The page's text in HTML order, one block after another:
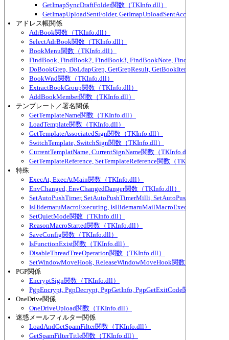
GetImapSyncDraftFolder関数（TKInfo.dll）
GetImapUploadSentFolder, GetImapUploadSentAccount関数（
アドレス帳関係
AdrBook関数（TKInfo.dll）
SelectAdrBook関数（TKInfo.dll）
BookMenu関数（TKInfo.dll）
FindBook, FindBook2, FindBook3, FindBookNote, FindBookNote2
DoBookGrep, DoLdapGrep, GetGrepResult, GetBookItemPart関数（
BookWnd関数（TKInfo.dll）
ExtractBookGroup関数（TKInfo.dll）
AddBookMember関数（TKInfo.dll）
テンプレート／署名関係
GetTemplateName関数（TKInfo.dll）
LoadTemplate関数（TKInfo.dll）
GetTemplateAssociatedSign関数（TKInfo.dll）
SwitchTemplate, SwitchSign関数（TKInfo.dll）
CurrentTemplatName, CurrentSignName関数（TKInfo.dll）
GetTemplateReference, SetTemplateReference関数（TKInfo.dll）
特殊
ExecAt, ExecAtMain関数（TKInfo.dll）
EnvChanged, EnvChangedDanger関数（TKInfo.dll）
SetAutoPushTimer, SetAutoPushTimerMilli, SetAutoPushTimerEver,
IsHidemaruMacroExecuting, IsHidemaruMailMacroExecuting関数（
SetQuietMode関数（TKInfo.dll）
ReasonMacroStarted関数（TKInfo.dll）
SaveConfig関数（TKInfo.dll）
IsFunctionExist関数（TKInfo.dll）
DisableThreadTreeOperation関数（TKInfo.dll）
SetWindowMoveHook, ReleaseWindowMoveHook関数（TKInfo.dll）
PGP関係
EncryptSign関数（TKInfo.dll）
PgpEncrypt, PgpDecrypt, PgpGetInfo, PgpGetExitCode関数（
OneDrive関係
OneDriveUpload関数（TKInfo.dll）
迷惑メールフィルター関係
LoadAndGetSpamFilter関数（TKInfo.dll）
GetSpamFilterTitle関数（TKInfo.dll）